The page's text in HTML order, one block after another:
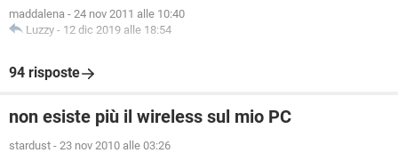
maddalena - 24 nov 2011 alle 10:40
Luzzy - 12 dic 2019 alle 18:54
94 risposte
non esiste più il wireless sul mio PC
stardust - 23 nov 2010 alle 03:26